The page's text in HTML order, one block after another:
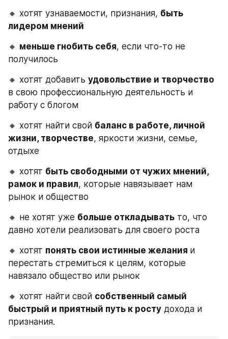
🔸 хотят узнаваемости, признания, быть
лидером мнений
🔸 меньше гнобить себя, если что-то не
получилось
🔸 хотят добавить удовольствие и творчество
в свою профессиональную деятельность и
работу с блогом
🔸 хотят найти свой баланс в работе, личной
жизни, творчестве, яркости жизни, семье,
отдыхе
🔸 хотят быть свободными от чужих мнений,
рамок и правил, которые навязывает нам
рынок и общество
🔸 не хотят уже больше откладывать то, что
давно хотели реализовать для своего роста
🔸 хотят понять свои истинные желания и
перестать стремиться к целям, которые
навязало общество или рынок
🔸 хотят найти свой собственный самый
быстрый и приятный путь к росту дохода и
признания.